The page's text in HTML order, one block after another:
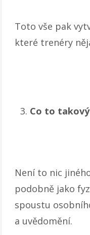
Toto vše pak
které trenéry
Co to
Není to nic
podobně jako
spoustu
a uvědomění.